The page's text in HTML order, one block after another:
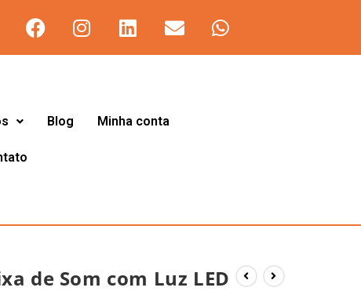
Blog Minha conta
de Som com Luz LED